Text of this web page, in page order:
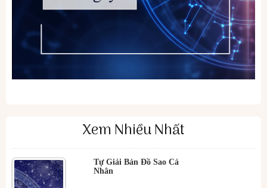
Xem Nhiều Nhất
Tự Giải Bản Đồ Sao Cá
Nhân